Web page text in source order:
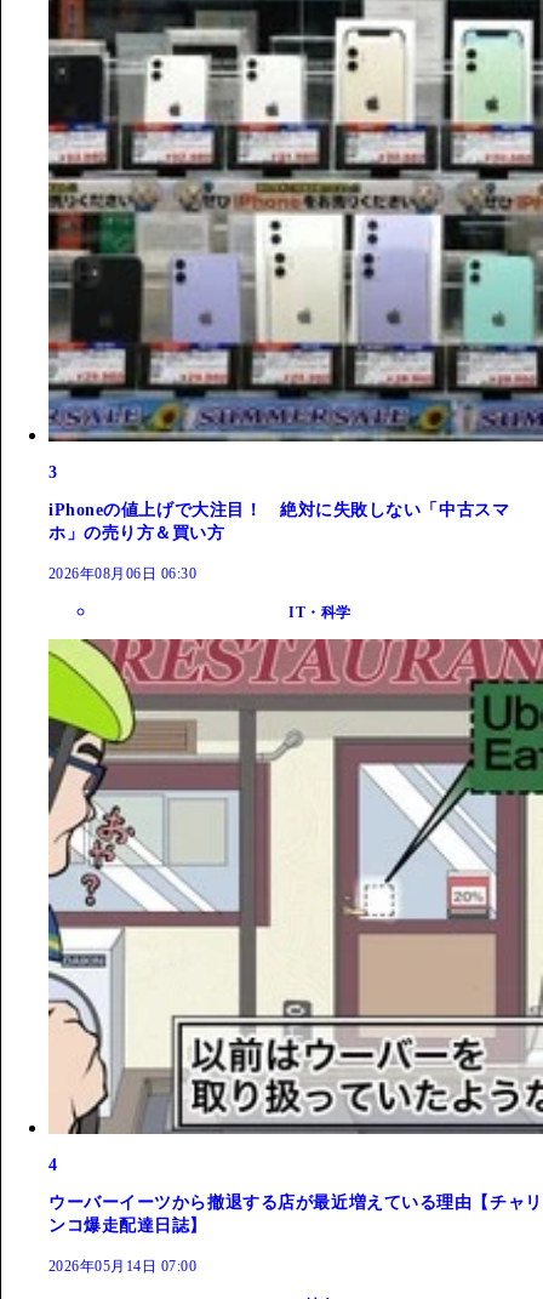
3
iPhoneの値上げで大注目！ 絶対に失敗しない「中古スマ
ホ」の売り方＆買い方
2026年08月06日 06:30
IT・科学
4
ウーバーイーツから撤退する店が最近増えている理由【チャリ
ンコ爆走配達日誌】
2026年05月14日 07:00